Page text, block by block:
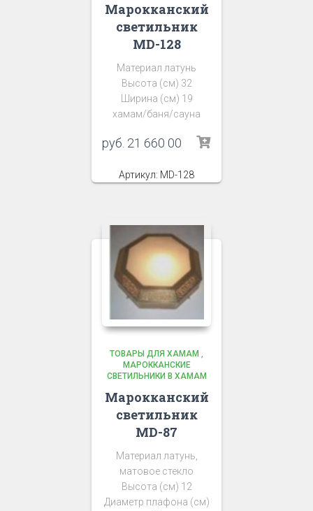
Марокканский
светильник
MD-128
Материал латунь
Высота (см) 32
Ширина (см) 19
хамам/баня/сауна
руб. 21 660 00
Артикул: MD-128
ТОВАРЫ ДЛЯ ХАМАМ ,
МАРОККАНСКИЕ
СВЕТИЛЬНИКИ В ХАМАМ
Марокканский
светильник
MD-87
Материал латунь,
матовое стекло
Высота (см) 12
Диаметр плафона (см)